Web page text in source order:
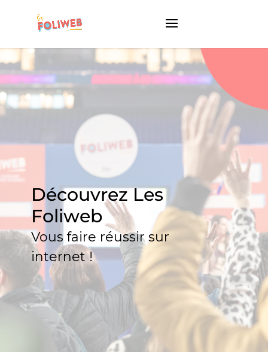
Découvrez Les
Foliweb
Vous faire réussir sur
internet !